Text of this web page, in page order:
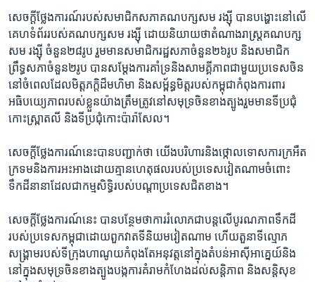
សេចក្តី​ថ្លែងការណ៍​របស់​សមាជិក​សភា​គណបក្ស​សម រង្ស៊ី ​បាន​បង្ហោះ​នៅលើ​
គេហទំព័រ​របស់​គណបក្ស​សម រង្ស៊ី ​ដោយ​និយាយ​ថា​តំណាងរាស្ត្រ​គណបក្ស​
សម រង្ស៊ី ​ចំនួន​២៨​រូប ​រួមមាន​សមាជិក​រដ្ឋសភា​ចំនួន​២៦​រូប​ និង​សមាជិក​
ព្រឹទ្ធសភា​ចំនួន​២​រូប បាន​សម្តែង​ការ​គាំទ្រ​និង​សាមគ្គីភាព​ជាមួយ​ប្រទេស​ចិន​
នៅ​ចំពេល​ដែល​មិត្តភក្តិ​ដ៏​មហិមា​ និង​សម្ព័ន្ធមិត្ត​របស់​កម្ពុជា​កំពុង​ការពារ​
អធិបយ្យេភាព​របស់​ខ្លួន​យ៉ាង​ត្រឹមត្រូវ​នៅ​សមុទ្រ​ចិន​ខាងត្បូង​រួមមាន​ទី​ប្រជុំ​
កោះ​ស្ព្រាតលី​ និង​ទីប្រជុំកោះ​ប៉ារ៉ាសែល។
សេចក្តី​ថ្លែងការណ៍​នេះ​បាន​បញ្ជាក់​ថា​ យើង​បរិហារ​និង​ថ្កោលទោស​ការ​ក្រអឺត​
ក្រទម​និង​ការ​អះអាង​ដោយគ្មាន​ហេតុផល​របស់​ប្រទេស​វៀតណាម​ចំពោះ​
ទឹកដី​នានា​ដែល​ជា​កម្មសិទ្ធិ​របស់​បណ្តា​ប្រទេស​ជិត​ខាង។
សេចក្តី​ថ្លែងការណ៍​នេះ​ បាន​បន្ថែមថា​ការ​រំលោភ​ជាបន្ត​លើ​បូរណភាព​ទឹកដី​
របស់​ប្រទេស​កម្ពុជា​ដោយ​ពួក​វាតទី​និយម​វៀតណាម​ ហើយ​តួនាទី​ល្មោភ​
សង្គ្រាម​របស់​ទីក្រុង​ហាណូយ​កំពុងតែ​អនុវត្ត​នៅ​ក្នុង​តំបន់​អាស៊ី​អាគ្នេយ៍​និង​
នៅក្នុង​សមុទ្រ​ចិន​ខាងត្បូង​បង្ក​ការគំរាម​កំហែង​ដល់​សន្តិភាព​ និង​សន្តិសុខ​